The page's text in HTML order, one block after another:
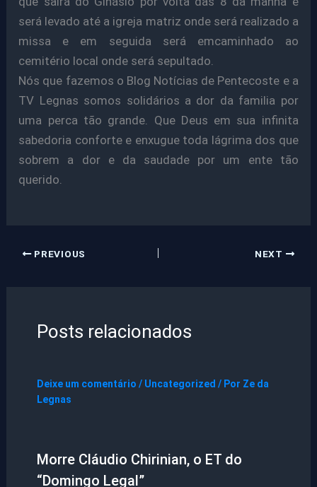
será levado até a igreja matriz onde será realizado a
missa e em seguida será emcaminhado ao
cemitério local onde será sepultado.
Nós que fazemos o Blog Notícias de Pentecoste e a
TV Legnas somos solidários a dor da familia por
uma perca tão grande. Que Deus em sua infinita
sabedoria conforte e enxugue toda lágrima dos que
sobrem a dor e da saudade por um ente tão
querido.
PREVIOUS NEXT
Posts relacionados
Deixe um comentário / Uncategorized / Por Ze da
Legnas
Morre Cláudio Chirinian, o ET do
“Domingo Legal”